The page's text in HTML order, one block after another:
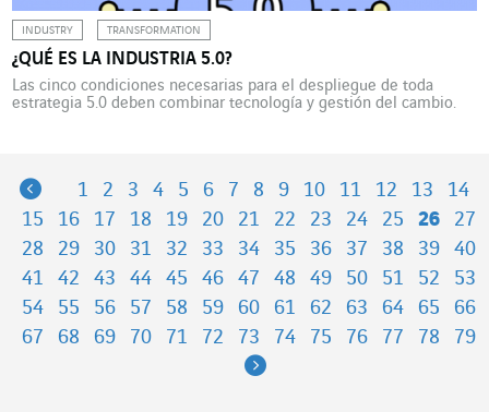
INDUSTRY TRANSFORMATION
¿QUÉ ES LA INDUSTRIA 5.0?
Las cinco condiciones necesarias para el despliegue de toda
estrategia 5.0 deben combinar tecnología y gestión del cambio.
Previous
1 2 3 4 5 6 7 8 9 10 11 12 13
14
15
16 17 18 19 20 21 22 23 24 25 26
27
28
29 30 31 32 33 34 35 36 37 38 39
40
41
42 43 44 45 46 47 48 49 50 51 52
53
54
55 56 57 58 59 60 61 62 63 64 65
66
67
68 69 70 71 72 73 74 75 76 77 78
79
Next